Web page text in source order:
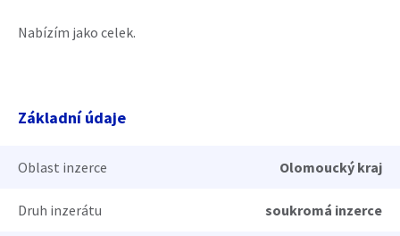
Nabízím jako celek.
Základní údaje
Oblast inzerce Olomoucký kraj
Druh inzerátu soukromá inzerce